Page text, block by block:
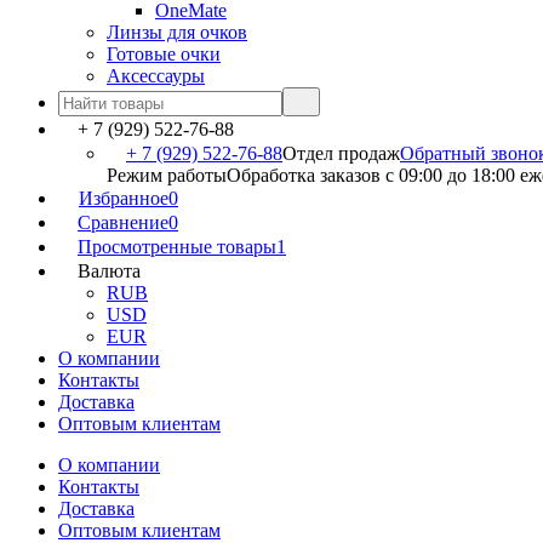
OneMate
Линзы для очков
Готовые очки
Аксессауры
+ 7 (929) 522-76-88
+ 7 (929) 522-76-88Отдел продажОбратный
Режим работыОбработка заказов с 09:00 до 18:00
Избранное0
Сравнение0
Просмотренные товары1
Валюта
RUB
USD
EUR
О компании
Контакты
Доставка
Оптовым клиентам
О компании
Контакты
Доставка
Оптовым клиентам